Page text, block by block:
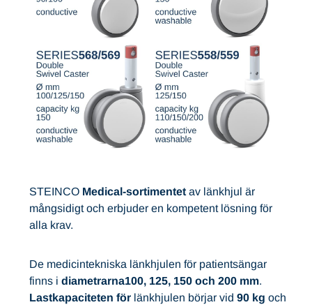
STEINCO Medical-sortimentet av länkhjul är
mångsidigt och erbjuder en kompetent lösning för
alla krav.
De medicintekniska länkhjulen för patientsängar
finns i diametrarna100, 125, 150 och 200 mm.
Lastkapaciteten för länkhjulen börjar vid 90 kg och